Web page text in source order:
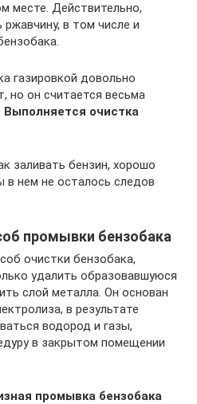
месте. Действительно,
в том числе и
газировкой довольно
но он считается весьма
Выполняется очистка
заливать бензин, хорошо
нем не осталось следов
промывки бензобака
очистки бензобака,
удалить образовавшуюся
слой металла. Он основан
в результате
водород и газы,
в закрытом помещении
промывка бензобака